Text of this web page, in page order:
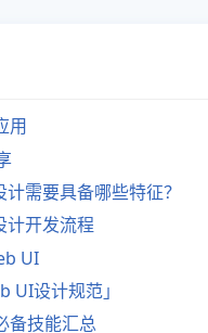
用
需要具备哪些特征？
计开发流程
UI
UI设计规范」
备技能汇总